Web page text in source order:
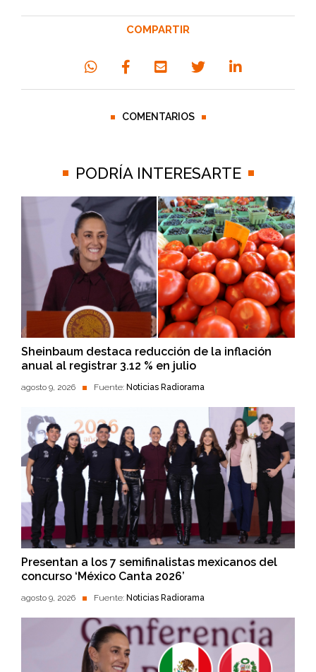
COMPARTIR
COMENTARIOS
PODRÍA INTERESARTE
Sheinbaum destaca reducción de la inflación
anual al registrar 3.12 % en julio
agosto 9, 2026 Fuente: Noticias Radiorama
Presentan a los 7 semifinalistas mexicanos del
concurso ‘México Canta 2026’
agosto 9, 2026 Fuente: Noticias Radiorama